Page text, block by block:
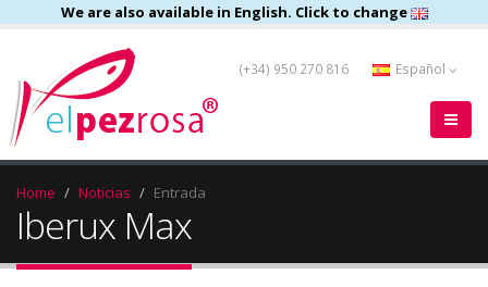
We are also available in English. Click to change
(+34) 950 270 816 Español
Home Noticias Entrada
Iberux Max